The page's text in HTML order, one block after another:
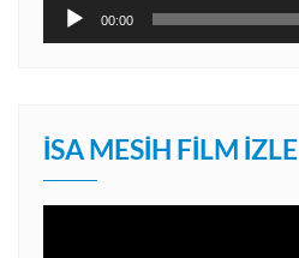
00:00
İSA MESIH FILM İZLE